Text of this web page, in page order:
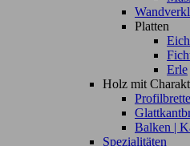
Platten
Erle
Holz mit
Balken |
Spezialitäten